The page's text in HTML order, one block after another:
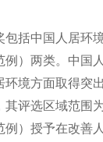
括中国人居环
例）两类。中国
环境方面取得突
其评选区域范围
例）授予在改善